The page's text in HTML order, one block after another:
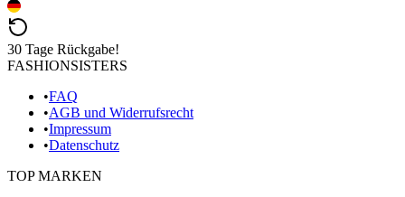
30 Tage Rückgabe!
FASHIONSISTERS
•FAQ
•AGB und Widerrufsrecht
•Impressum
•Datenschutz
TOP MARKEN